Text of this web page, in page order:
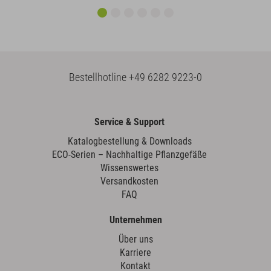
Bestellhotline+49 6282 9223-0
Service & Support
Katalogbestellung & Downloads
ECO-Serien – Nachhaltige Pflanzgefäße
Wissenswertes
Versandkosten
FAQ
Unternehmen
Über uns
Karriere
Kontakt